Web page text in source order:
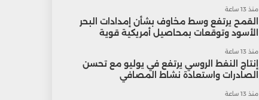
منذ 13 ساعة
القمح يرتفع وسط مخاوف بشأن إمدادات البحر
الأسود وتوقعات بمحاصيل أمريكية قوية
منذ 13 ساعة
إنتاج النفط الروسي يرتفع في يوليو مع تحسن
الصادرات واستعادة نشاط المصافي
منذ 13 ساعة